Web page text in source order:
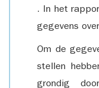
. In het
gegevens
Om de
stellen
grondig